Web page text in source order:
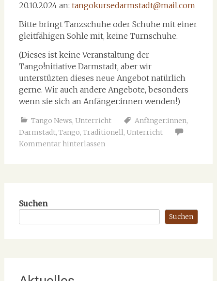
20.10.2024 an: tangokursedarmstadt@mail.com
Bitte bringt Tanzschuhe oder Schuhe mit einer
gleitfähigen Sohle mit, keine Turnschuhe.
(Dieses ist keine Veranstaltung der
Tango!nitiative Darmstadt, aber wir
unterstüzten dieses neue Angebot natürlich
gerne. Wir auch andere Angebote, besonders
wenn sie sich an Anfänger:innen wenden!)
Tango News, Unterricht Anfänger:innen,
Darmstadt, Tango, Traditionell, Unterricht
Kommentar hinterlassen
Suchen
Suchen